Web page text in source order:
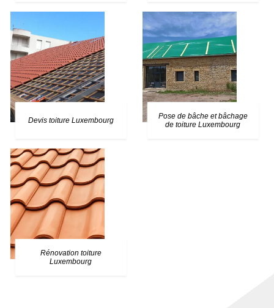
Devis toiture Luxembourg
Pose de bâche et bâchage
de toiture Luxembourg
Rénovation toiture
Luxembourg